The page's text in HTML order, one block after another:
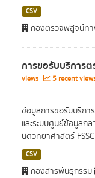
CSV
กองตรวจพิสูจน์ท
การขอรับบริการ
views
5 recent
ข้อมูลการขอรับบริกา
และระบบศูนย์ข้อมูลก
นิติวิทยาศาสตร์ FSSC
CSV
กองสารพันธุกรรม